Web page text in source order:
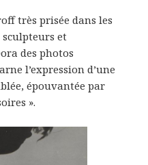
très prisée dans les
sculpteurs et
des photos
l’expression d’une
épouvantée par
».